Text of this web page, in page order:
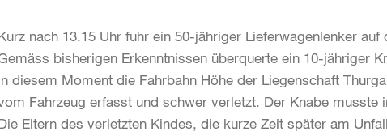
nach 13.15 Uhr fuhr ein 50-jähriger Lieferwagenlenker
bisherigen Erkenntnissen überquerte ein 10-jähriger
diesem Moment die Fahrbahn Höhe der Liegenschaft
Fahrzeug erfasst und schwer verletzt. Der Knabe
Eltern des verletzten Kindes, die kurze Zeit später am